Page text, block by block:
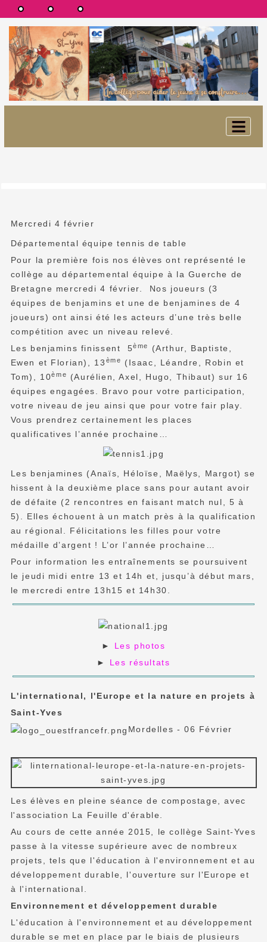
Mercredi 4 février
Départemental équipe tennis de table
Pour la première fois nos élèves ont représenté le
collège au départemental équipe à la Guerche de
Bretagne mercredi 4 février. Nos joueurs (3
équipes de benjamins et une de benjamines de 4
joueurs) ont ainsi été les acteurs d’une très belle
compétition avec un niveau relevé.
Les benjamins finissent 5ème
(Arthur, Baptiste,
Ewen et Florian), 13 ème
(Isaac, Léandre, Robin et
Tom), 10ème
(Aurélien, Axel, Hugo, Thibaut) sur 16
équipes engagées. Bravo pour votre participation,
votre niveau de jeu ainsi que pour votre fair play.
Vous prendrez certainement les places
qualificatives l’année prochaine…
Les benjamines (Anaïs, Héloïse, Maëlys, Margot) se
hissent à la deuxième place sans pour autant avoir
de défaite (2 rencontres en faisant match nul, 5 à
5). Elles échouent à un match près à la qualification
au régional. Félicitations les filles pour votre
médaille d’argent ! L’or l’année prochaine…
Pour information les entraînements se poursuivent
le jeudi midi entre 13 et 14h et, jusqu’à début mars,
le mercredi entre 13h15 et 14h30.
►
Les photos
► Les résultats
L'international, l'Europe et la nature en projets à
Saint-Yves
Mordelles - 06 Février
Les élèves en pleine séance de compostage, avec
l'association La Feuille d'érable.
Au cours de cette année 2015, le collège Saint-Yves
passe à la vitesse supérieure avec de nombreux
projets, tels que l'éducation à l'environnement et au
développement durable, l'ouverture sur l'Europe et
à l'international.
Environnement et développement durable
L'éducation à l'environnement et au développement
durable se met en place par le biais de plusieurs